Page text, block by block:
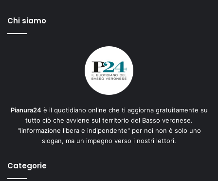
Chi siamo
Pianura24 è il quotidiano online che ti aggiorna gratuitamente su
tutto ciò che avviene sul territorio del Basso veronese.
"Iinformazione libera e indipendente" per noi non è solo uno
slogan, ma un impegno verso i nostri lettori.
Categorie